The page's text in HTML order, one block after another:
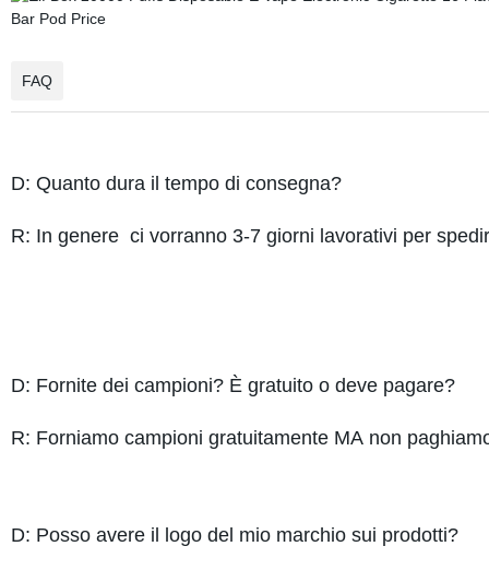
FAQ
D: Quanto dura il tempo di consegna?
R: In genere ci vorranno 3-7 giorni lavorativi per
D: Fornite dei campioni? È gratuito o deve pagare?
R: Forniamo campioni gratuitamente MA non
D: Posso avere il logo del mio marchio sui prodotti?